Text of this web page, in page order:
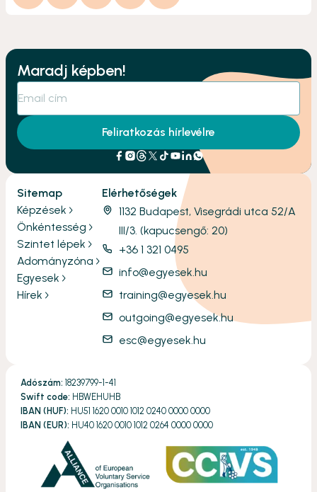
Maradj képben!
Feliratkozás hírlevélre
Sitemap
Képzések
Önkéntesség
Szintet lépek
Adományzóna
Egyesek
Hírek
Elérhetőségek
1132 Budapest, Visegrádi utca 52/A
III/3. (kapucsengő: 20)
+36 1 321 0495
info@egyesek.hu
training@egyesek.hu
outgoing@egyesek.hu
esc@egyesek.hu
Adószám: 18239799-1-41
Swift code: HBWEHUHB
IBAN (HUF): HU51 1620 0010 1012 0240 0000 0000
IBAN (EUR): HU40 1620 0010 1012 0264 0000 0000